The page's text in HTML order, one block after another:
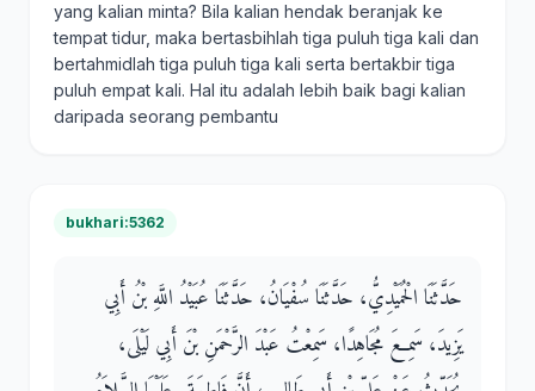
yang kalian minta? Bila kalian hendak beranjak ke
tempat tidur, maka bertasbihlah tiga puluh tiga kali dan
bertahmidlah tiga puluh tiga kali serta bertakbir tiga
puluh empat kali. Hal itu adalah lebih baik bagi kalian
daripada seorang pembantu
bukhari:5362
حَدَّثَنَا الْحُمَيْدِيُّ، حَدَّثَنَا سُفْيَانُ، حَدَّثَنَا عُبَيْدُ اللَّهِ بْنُ أَبِي
يَزِيدَ، سَمِعَ مُجَاهِدًا، سَمِعْتُ عَبْدَ الرَّحْمَنِ بْنَ أَبِي لَيْلَى،